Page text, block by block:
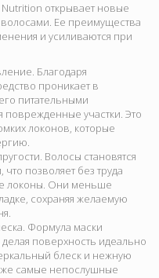
открывает новые
Ее преимущества
и усиливаются при
Благодаря
проникает в
питательными
участки. Это
локонов, которые
Волосы становятся
позволяет без труда
локоны. Они меньше
сохраняя желаемую
Формула маски
делая поверхность идеально
блеск и нежную
самые непослушные